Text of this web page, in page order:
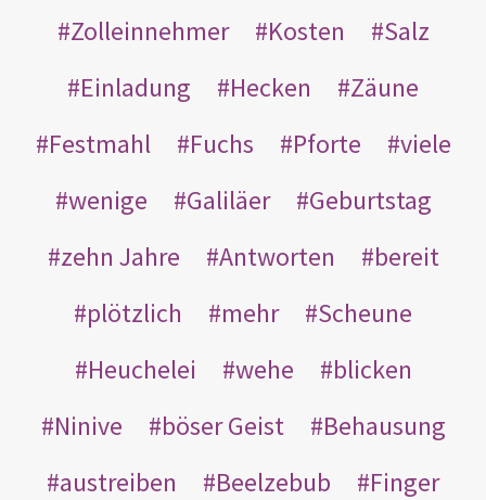
Zolleinnehmer Kosten
Salz
Einladung
Hecken
Zäune
Festmahl
Fuchs Pforte
viele
wenige
Galiläer
Geburtstag
zehn Jahre
Antworten
bereit
plötzlich
mehr
Scheune
Heuchelei
wehe
blicken
Ninive
böser Geist
Behausung
austreiben
Beelzebub
Finger